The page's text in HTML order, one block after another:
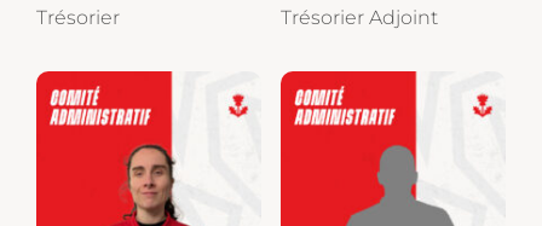
Trésorier Trésorier Adjoint